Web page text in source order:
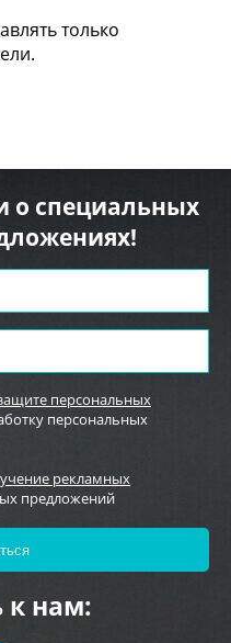
только
о специальных
персональных
персональных
рекламных
предложений
к нам: